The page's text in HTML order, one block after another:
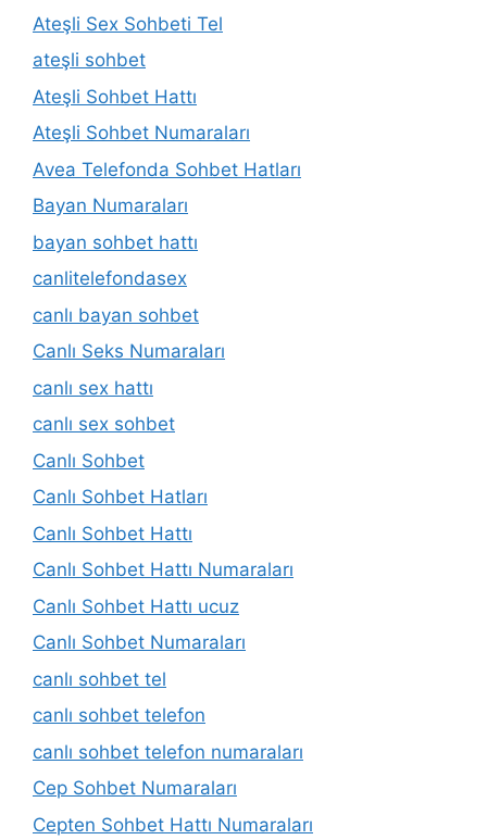
Ateşli Sex Sohbeti Tel
ateşli sohbet
Ateşli Sohbet Hattı
Ateşli Sohbet Numaraları
Avea Telefonda Sohbet Hatları
Bayan Numaraları
bayan sohbet hattı
canlitelefondasex
canlı bayan sohbet
Canlı Seks Numaraları
canlı sex hattı
canlı sex sohbet
Canlı Sohbet
Canlı Sohbet Hatları
Canlı Sohbet Hattı
Canlı Sohbet Hattı Numaraları
Canlı Sohbet Hattı ucuz
Canlı Sohbet Numaraları
canlı sohbet tel
canlı sohbet telefon
canlı sohbet telefon numaraları
Cep Sohbet Numaraları
Cepten Sohbet Hattı Numaraları